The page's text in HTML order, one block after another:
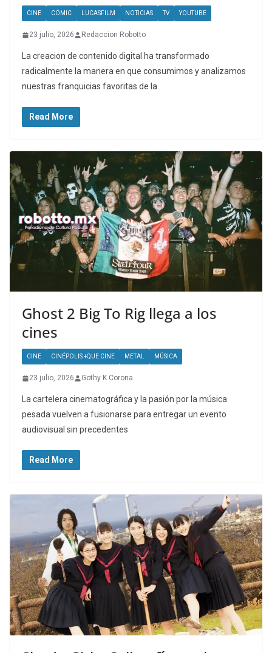
CINE CÓMIC LUCASFILM NOTICIAS TV YOUTUBE
23 julio, 2026 Redaccion Robotto
La creacion de contenido digital ha transformado
radicalmente la manera en que consumimos y analizamos
nuestras franquicias favoritas de la
Read More
Ghost 2 Big To Rig llega a los
cines
CINE CINÉPOLIS +QUE CINE METAL MÚSICA
23 julio, 2026 Gothy K Corona
La cartelera cinematográfica y la pasión por la música
pesada vuelven a fusionarse para entregar un evento
audiovisual sin precedentes
Read More